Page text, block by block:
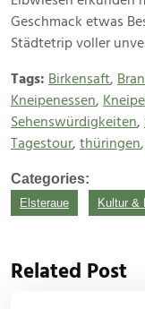
Geschmack etwas
Städtetrip voller
Tags: Birkensaft,
Kneipenessen,
Sehenswürdigkeiten,
Tagestour, thüringen,
Categories:
Elsteraue Kultur &
Related Post